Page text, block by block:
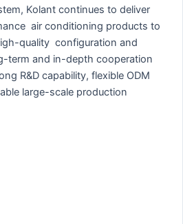
Kolant continues to deliver
air conditioning products to
quality configuration and
term and in-depth cooperation
R&D capability, flexible ODM
large-scale production